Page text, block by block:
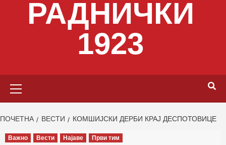
РАДНИЧКИ
1923
ПОЧЕТНА ВЕСТИ КОМШИЈСКИ ДЕРБИ КРАЈ ДЕСПОТОВИЦЕ
Важно Вести Најаве Први тим